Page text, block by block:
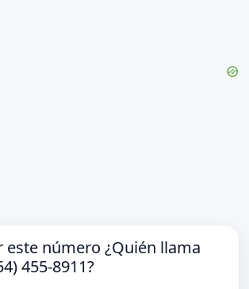
este número ¿Quién llama
455-8911?